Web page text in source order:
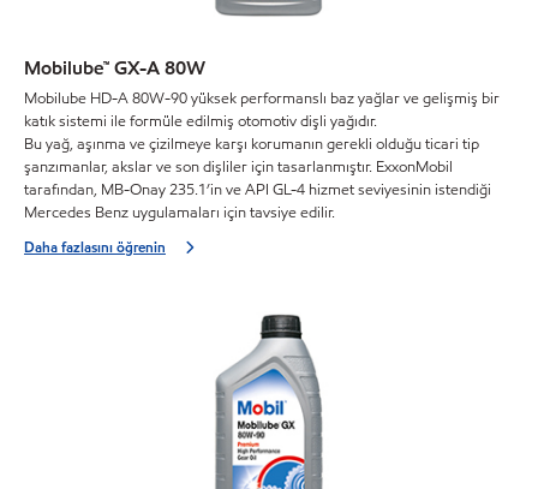
Mobilube™ GX-A 80W
Mobilube HD-A 80W-90 yüksek performanslı baz yağlar ve gelişmiş bir
katık sistemi ile formüle edilmiş otomotiv dişli yağıdır.
Bu yağ, aşınma ve çizilmeye karşı korumanın gerekli olduğu ticari tip
şanzımanlar, akslar ve son dişliler için tasarlanmıştır. ExxonMobil
tarafından, MB-Onay 235.1’in ve API GL-4 hizmet seviyesinin istendiği
Mercedes Benz uygulamaları için tavsiye edilir.
Daha fazlasını öğrenin